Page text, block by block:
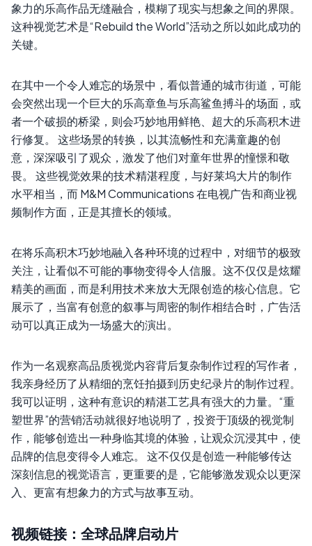
象力的乐高作品无缝融合，模糊了现实与想象之间的界限。
这种视觉艺术是“Rebuild the World”活动之所以如此成功的
关键。
在其中一个令人难忘的场景中，看似普通的城市街道，可能
会突然出现一个巨大的乐高章鱼与乐高鲨鱼搏斗的场面，或
者一个破损的桥梁，则会巧妙地用鲜艳、超大的乐高积木进
行修复。 这些场景的转换，以其流畅性和充满童趣的创
意，深深吸引了观众，激发了他们对童年世界的憧憬和敬
畏。 这些视觉效果的技术精湛程度，与好莱坞大片的制作
水平相当，而 M&M Communications 在电视广告和商业视
频制作方面，正是其擅长的领域。
在将乐高积木巧妙地融入各种环境的过程中，对细节的极致
关注，让看似不可能的事物变得令人信服。这不仅仅是炫耀
精美的画面，而是利用技术来放大无限创造的核心信息。它
展示了，当富有创意的叙事与周密的制作相结合时，广告活
动可以真正成为一场盛大的演出。
作为一名观察高品质视觉内容背后复杂制作过程的写作者，
我亲身经历了从精细的烹饪拍摄到历史纪录片的制作过程。
我可以证明，这种有意识的精湛工艺具有强大的力量。“重
塑世界”的营销活动就很好地说明了，投资于顶级的视觉制
作，能够创造出一种身临其境的体验，让观众沉浸其中，使
品牌的信息变得令人难忘。 这不仅仅是创造一种能够传达
深刻信息的视觉语言，更重要的是，它能够激发观众以更深
入、更富有想象力的方式与故事互动。
视频链接：全球品牌启动片